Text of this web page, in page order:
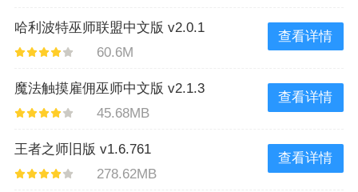
哈利波特巫师联盟中文版 v2.0.1
60.6M
查看详情
魔法触摸雇佣巫师中文版 v2.1.3
45.68MB
查看详情
王者之师旧版 v1.6.761
278.62MB
查看详情